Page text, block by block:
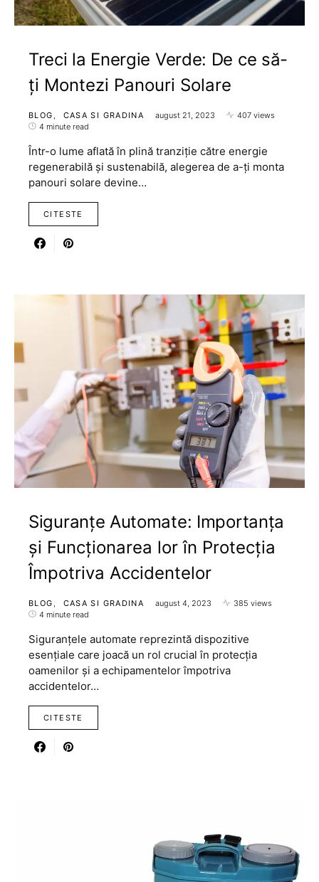
Treci la Energie Verde: De ce să-
ți Montezi Panouri Solare
BLOG CASA SI GRADINA august 21, 2023
407 views
4 minute read
Într-o lume aflată în plină tranziție către energie
regenerabilă și sustenabilă, alegerea de a-ți monta
panouri solare devine…
CITESTE
Siguranțe Automate: Importanța
și Funcționarea lor în Protecția
Împotriva Accidentelor
BLOG CASA SI GRADINA august 4, 2023
385 views
4 minute read
Siguranțele automate reprezintă dispozitive
esențiale care joacă un rol crucial în protecția
oamenilor și a echipamentelor împotriva
accidentelor…
CITESTE